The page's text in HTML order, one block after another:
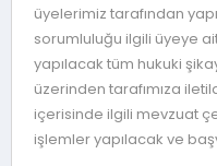
üyelerimiz tarafından
sorumluluğu ilgili üyeye
yapılacak tüm hukuki
üzerinden tarafımıza
içerisinde ilgili mevzuat
işlemler yapılacak ve